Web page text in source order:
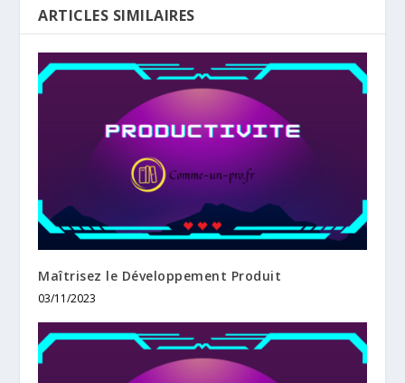
ARTICLES SIMILAIRES
Maîtrisez le Développement Produit
03/11/2023